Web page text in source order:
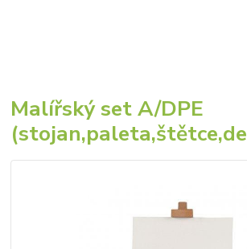
Malířský set A/DPE